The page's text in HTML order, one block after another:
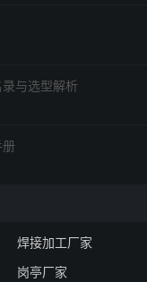
与选型解析
册
焊接加工厂家
岗亭厂家